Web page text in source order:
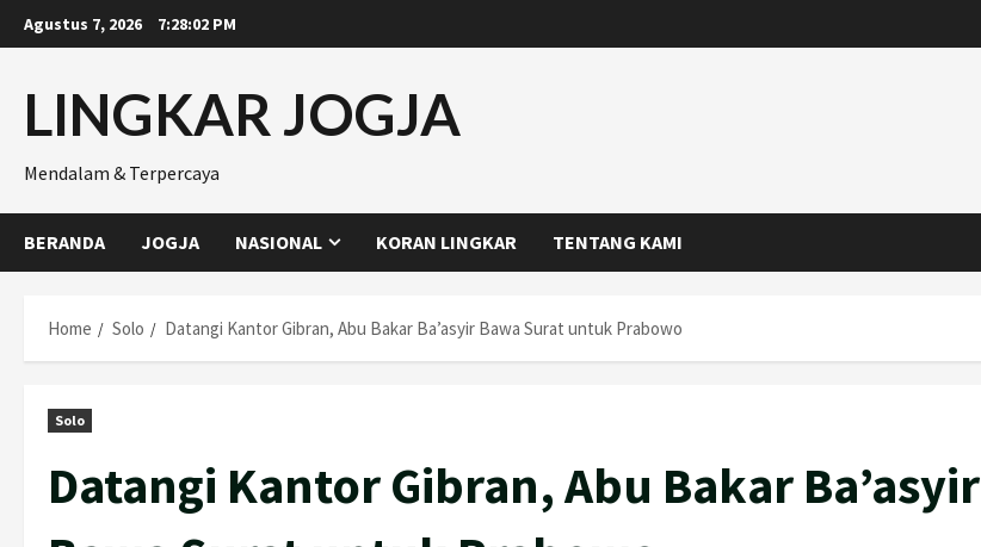
Skip
to
Agustus 7, 2026 7:28:03 PM
LINGKAR JOGJA
Mendalam & Terpercaya
BERANDA JOGJA NASIONAL KORAN LINGKAR TENTANG KAMI
Home Solo Datangi Kantor Gibran, Abu Bakar Ba’asyir Bawa Surat untuk Prabowo
Solo
Datangi Kantor Gibran, Abu Bakar Ba’asyir